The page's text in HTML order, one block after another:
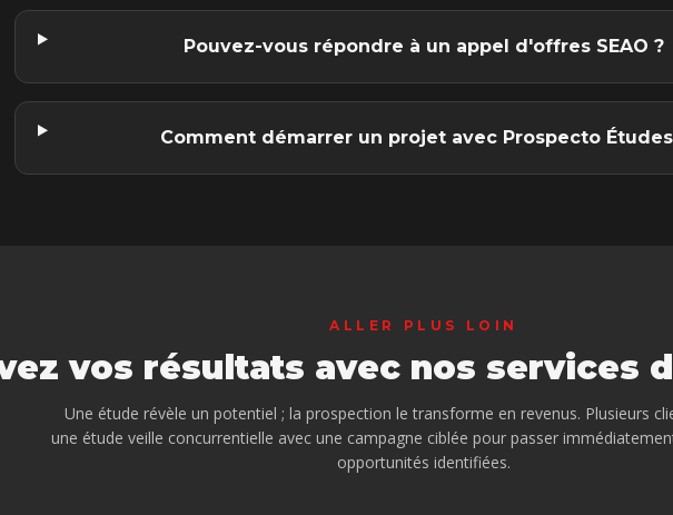
Pouvez-vous répondre à un appel d'offres SEAO ?
Comment démarrer un projet avec Prospecto
ALLER PLUS LOIN
vos résultats avec nos services
Une étude révèle un potentiel ; la prospection le transforme en revenus. Plusieurs
une étude veille concurrentielle avec une campagne ciblée pour passer
opportunités identifiées.